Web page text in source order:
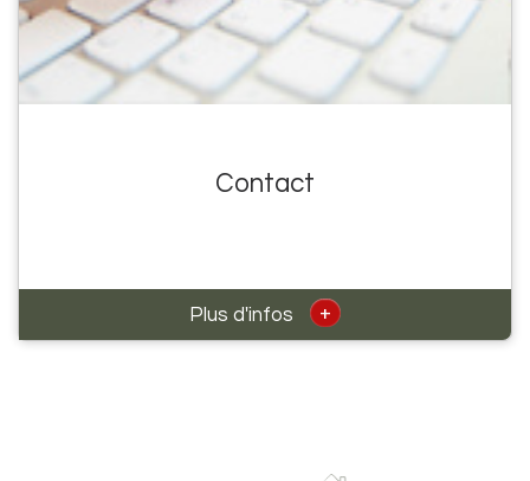
Contact
Plus d'infos +